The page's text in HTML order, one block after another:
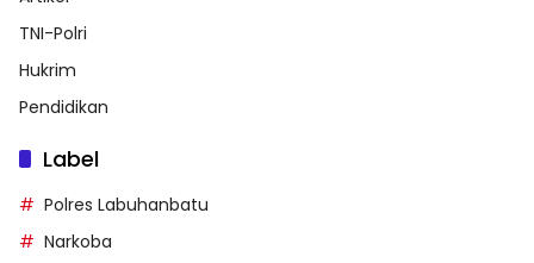
TNI-Polri
Hukrim
Pendidikan
Label
Polres Labuhanbatu
Narkoba